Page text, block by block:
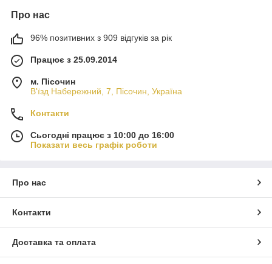
Про нас
96% позитивних з 909 відгуків за рік
Працює з 25.09.2014
м. Пісочин
В'їзд Набережний, 7, Пісочин, Україна
Контакти
Сьогодні працює з 10:00 до 16:00
Показати весь графік роботи
Про нас
Контакти
Доставка та оплата